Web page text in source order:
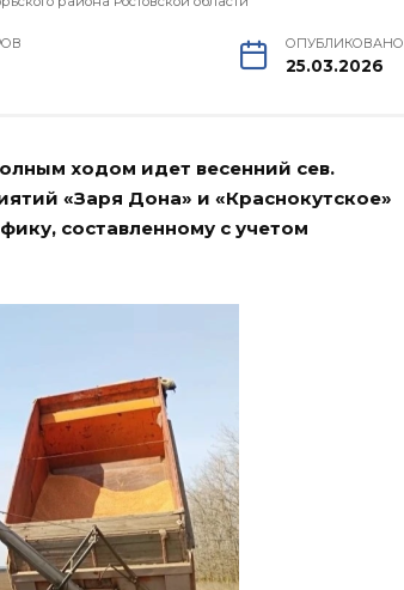
ОПУБЛИКОВАНО
25.03.2026
ходом идет весенний сев.
«Заря Дона» и «Краснокутское»
составленному с учетом